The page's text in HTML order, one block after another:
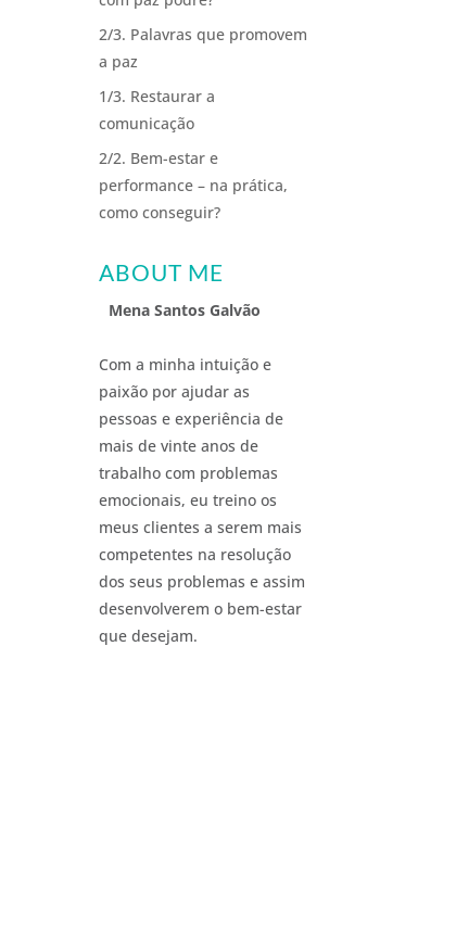
2/3. Palavras que promovem
a paz
1/3. Restaurar a
comunicação
2/2. Bem-estar e
performance – na prática,
como conseguir?
ABOUT ME
Mena Santos Galvão
Com a minha intuição e
paixão por ajudar as
pessoas e experiência de
mais de vinte anos de
trabalho com problemas
emocionais, eu treino os
meus clientes a serem mais
competentes na resolução
dos seus problemas e assim
desenvolverem o bem-estar
que desejam.